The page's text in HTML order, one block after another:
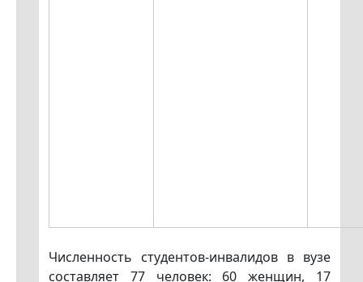
Численность студентов-инвалидов в вузе
составляет 77 человек: 60 женщин, 17